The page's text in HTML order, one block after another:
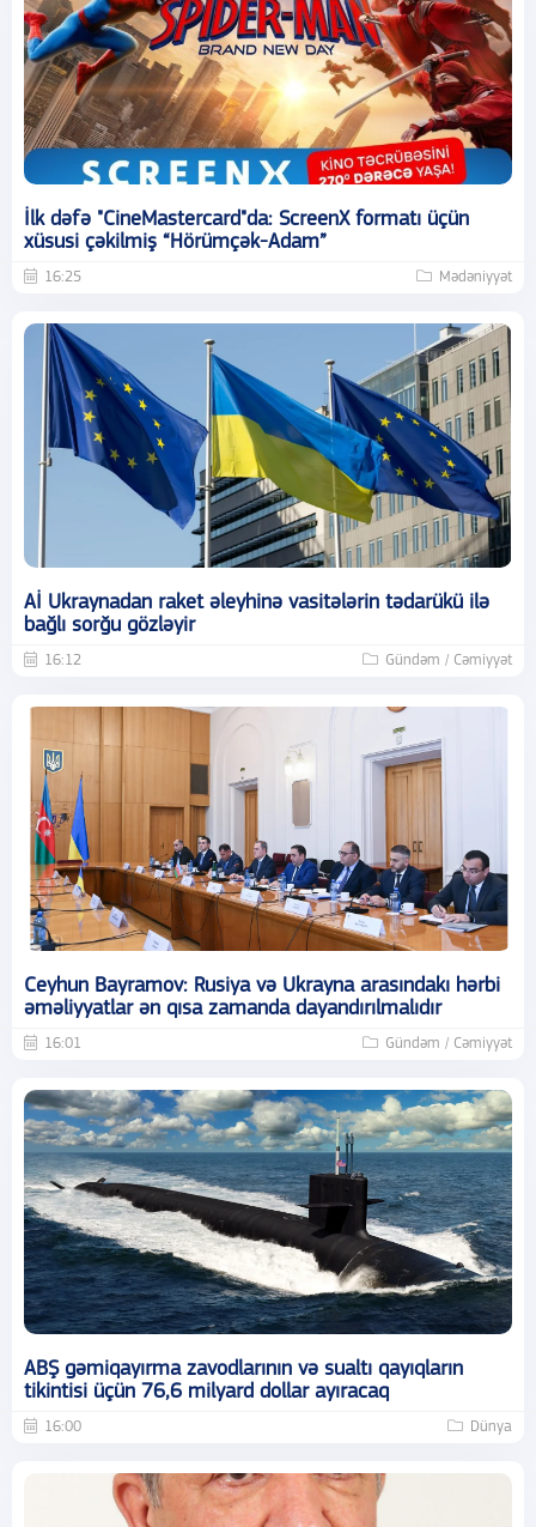
İlk dəfə "CineMastercard"da: ScreenX formatı üçün
xüsusi çəkilmiş “Hörümçək-Adam”
16:25 Mədəniyyət
Aİ Ukraynadan raket əleyhinə vasitələrin tədarükü ilə
bağlı sorğu gözləyir
16:12 Gündəm / Cəmiyyət
Ceyhun Bayramov: Rusiya və Ukrayna arasındakı hərbi
əməliyyatlar ən qısa zamanda dayandırılmalıdır
16:01 Gündəm / Cəmiyyət
ABŞ gəmiqayırma zavodlarının və sualtı qayıqların
tikintisi üçün 76,6 milyard dollar ayıracaq
16:00 Dünya